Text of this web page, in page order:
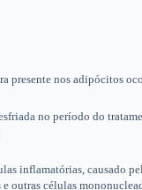
nos adipócitos
no período do
inflamatórias, causado
outras células